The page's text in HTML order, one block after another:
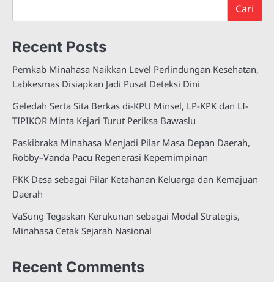
Cari
Recent Posts
Pemkab Minahasa Naikkan Level Perlindungan Kesehatan,
Labkesmas Disiapkan Jadi Pusat Deteksi Dini
Geledah Serta Sita Berkas di-KPU Minsel, LP-KPK dan LI-
TIPIKOR Minta Kejari Turut Periksa Bawaslu
Paskibraka Minahasa Menjadi Pilar Masa Depan Daerah,
Robby–Vanda Pacu Regenerasi Kepemimpinan
PKK Desa sebagai Pilar Ketahanan Keluarga dan Kemajuan
Daerah
VaSung Tegaskan Kerukunan sebagai Modal Strategis,
Minahasa Cetak Sejarah Nasional
Recent Comments